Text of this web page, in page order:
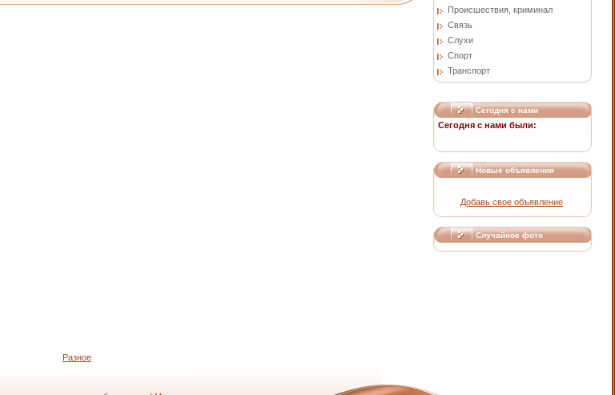
Проиcшествия, криминал
Связь
Слухи
Спорт
Транспорт
Сегодня с нами
Сегодня с нами были:
Новые объявления
Добавь свое объявление
Случайное фото
Разное